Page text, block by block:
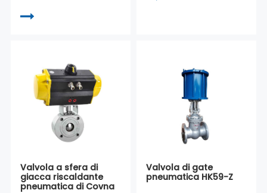
Valvola a sfera di
giacca riscaldante
pneumatica di Covna
Valvola di gate
pneumatica HK59-Z